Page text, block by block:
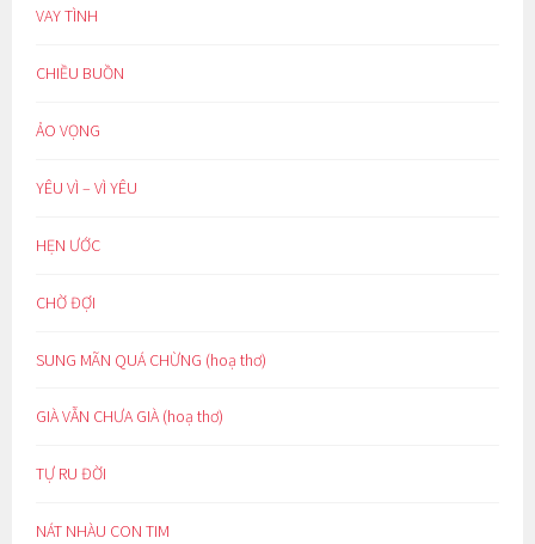
VAY TÌNH
CHIỀU BUỒN
ẢO VỌNG
YÊU VÌ – VÌ YÊU
HẸN ƯỚC
CHỜ ĐỢI
SUNG MÃN QUÁ CHỪNG (hoạ thơ)
GIÀ VẪN CHƯA GIÀ (hoạ thơ)
TỰ RU ĐỜI
NÁT NHÀU CON TIM